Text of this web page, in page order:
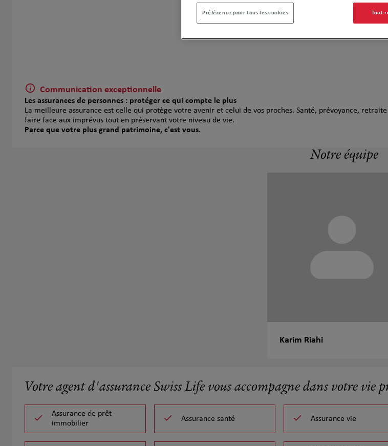
Communication exceptionnelle
Les assurances de personnes : protéger ce qui compte le plus
La meilleure assurance est celle qui protège votre avenir et celui de vos proches. Santé, prévoyance,
faire face aux imprévus tout en préservant votre niveau de vie.
Parce que votre plus grand patrimoine, c'est vous.
Notre équipe
Karim Riahi
Votre agent d'assurance Swiss Life vous accompagne dans votre vie
Assurance de prêt
immobilier
Assurance santé Assurance vie
Préférence pour tous les cookies Tout